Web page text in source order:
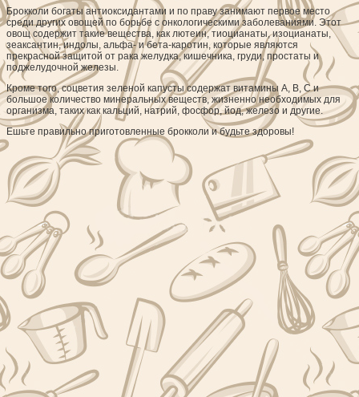
Брокколи богаты антиоксидантами и по праву занимают первое место
среди других овощей по борьбе с онкологическими заболеваниями. Этот
овощ содержит такие вещества, как лютеин, тиоцианаты, изоцианаты,
зеаксантин, индолы, альфа- и бета-каротин, которые являются
прекрасной защитой от рака желудка, кишечника, груди, простаты и
поджелудочной железы.
Кроме того, соцветия зеленой капусты содержат витамины A, B, C и
большое количество минеральных веществ, жизненно необходимых для
организма, таких как кальций, натрий, фосфор, йод, железо и другие.
Ешьте правильно приготовленные брокколи и будьте здоровы!